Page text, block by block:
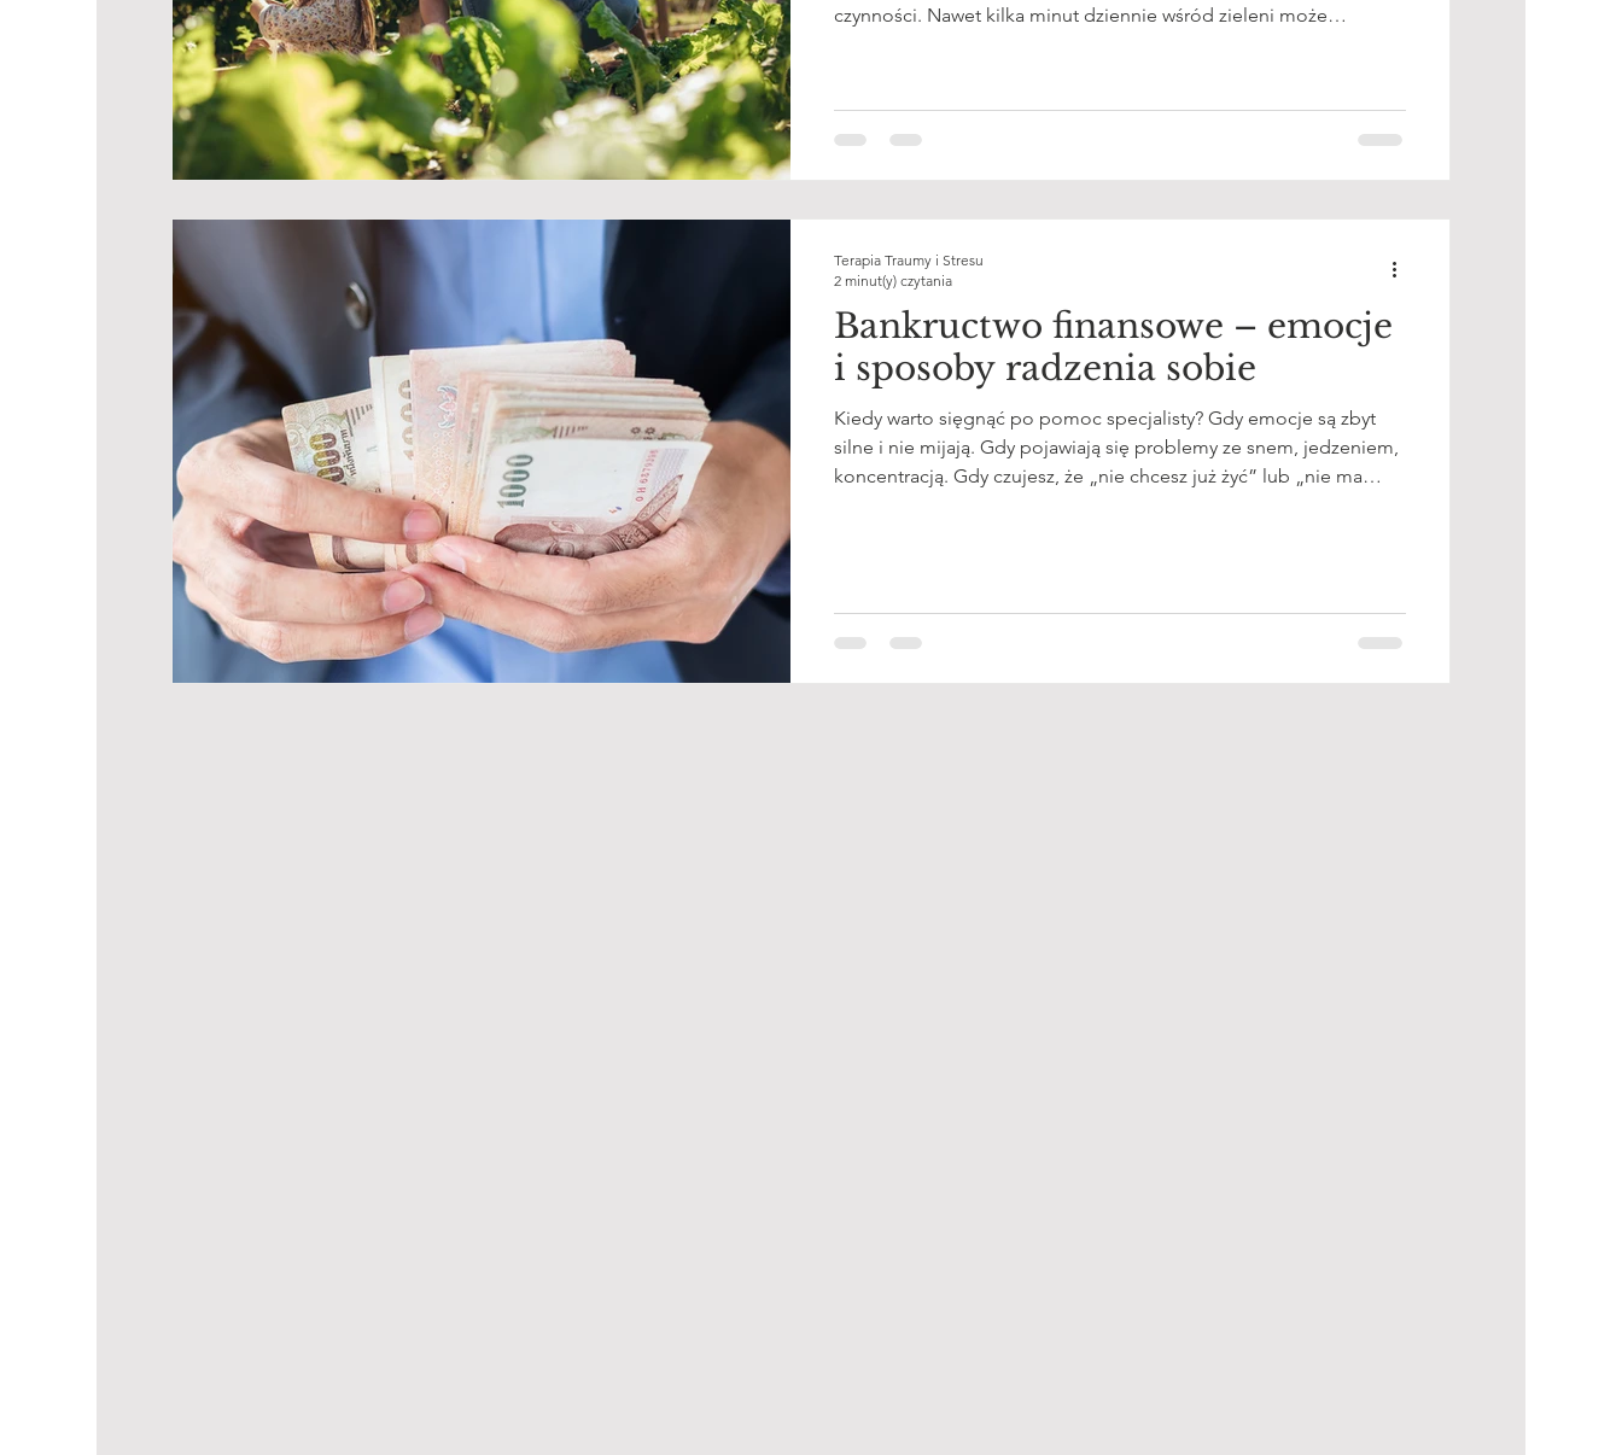
czynności. Nawet kilka minut dziennie wśród zieleni może
Bankructwo finansowe – emocje
i sposoby radzenia sobie
Kiedy warto sięgnąć po pomoc specjalisty? Gdy emocje są zbyt
silne i nie mijają. Gdy pojawiają się problemy ze snem, jedzeniem,
koncentracją. Gdy czujesz, że „nie chcesz już żyć” lub „nie ma
może zmierzyć się człowiek.
Terapia Traumy i Stresu
2 minut(y) czytania